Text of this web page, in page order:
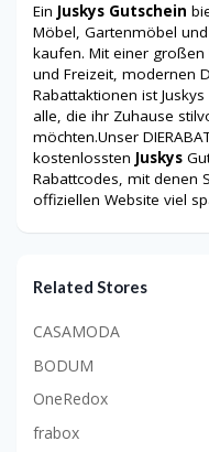
Ein Juskys Gutschein
Möbel, Gartenmöbel
kaufen. Mit einer
und Freizeit, modernen
Rabattaktionen ist
alle, die ihr Zuhause
möchten.Unser
kostenlossten Juskys
Rabattcodes, mit denen
offiziellen Website viel
Related Stores
CASAMODA
BODUM
OneRedox
frabox